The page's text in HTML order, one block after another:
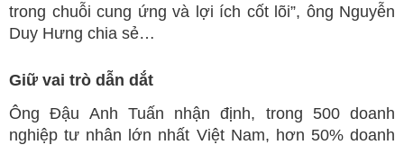
trong chuỗi cung ứng và lợi ích cốt lõi”, ông Nguyễn
Duy Hưng chia sẻ…
Giữ vai trò dẫn dắt
Ông Đậu Anh Tuấn nhận định, trong 500 doanh
nghiệp tư nhân lớn nhất Việt Nam, hơn 50% doanh